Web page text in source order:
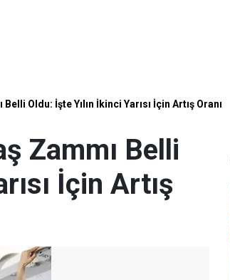
Oldu: İşte Yılın İkinci Yarısı İçin Artış Oranı
Zammı Belli
İçin Artış